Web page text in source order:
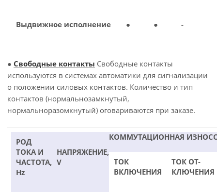
Выдвижное исполнение ● ● -
● Свободные контакты Свободные контакты
используются в системах автоматики для сигнализации
о положении силовых контактов. Количество и тип
контактов (нормальнозамкнутый,
нормальноразомкнутый) оговариваются при заказе.
РОД
ТОКА И
ЧАСТОТА,
Hz
НАПРЯЖЕНИЕ,
V
КОММУТАЦИОННАЯ
ТОК
ВКЛЮЧЕНИЯ
ТОК ОТ-
КЛЮЧЕНИЯ